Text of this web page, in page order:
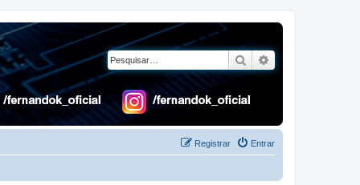
Pesquisar
Entrar
Registrar